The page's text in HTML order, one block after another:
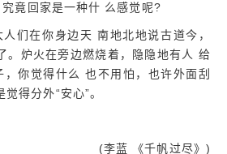
竟回家是一种什 么感觉呢?
们在你身边天 南地北地说古道今，
。炉火在旁边燃烧着，隐隐地有人 给
你觉得什么 也不用怕，也许外面刮
得分外“安心”。
(李蓝 《千帆过尽》)